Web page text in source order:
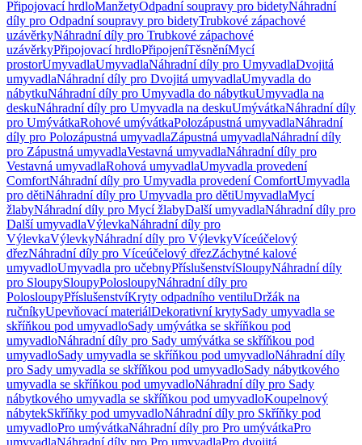
Připojovací hrdloManžetyOdpadní soupravy pro bidetyNáhradní
díly pro Odpadní soupravy pro bidetyTrubkové zápachové
uzávěrkyNáhradní díly pro Trubkové zápachové
uzávěrkyPřipojovací hrdloPřipojeníTěsněníMycí
prostorUmyvadlaUmyvadlaNáhradní díly pro UmyvadlaDvojitá
umyvadlaNáhradní díly pro Dvojitá umyvadlaUmyvadla do
nábytkuNáhradní díly pro Umyvadla do nábytkuUmyvadla na
deskuNáhradní díly pro Umyvadla na deskuUmývátkaNáhradní díly
pro UmývátkaRohové umývátkaPolozápustná umyvadlaNáhradní
díly pro Polozápustná umyvadlaZápustná umyvadlaNáhradní díly
pro Zápustná umyvadlaVestavná umyvadlaNáhradní díly pro
Vestavná umyvadlaRohová umyvadlaUmyvadla provedení
ComfortNáhradní díly pro Umyvadla provedení ComfortUmyvadla
pro dětiNáhradní díly pro Umyvadla pro dětiUmyvadlaMycí
žlabyNáhradní díly pro Mycí žlabyDalší umyvadlaNáhradní díly pro
Další umyvadlaVýlevkaNáhradní díly pro
VýlevkaVýlevkyNáhradní díly pro VýlevkyVíceúčelový
dřezNáhradní díly pro Víceúčelový dřezZáchytné kalové
umyvadloUmyvadla pro učebnyPříslušenstvíSloupyNáhradní díly
pro SloupySloupyPolosloupyNáhradní díly pro
PolosloupyPříslušenstvíKryty odpadního ventiluDržák na
ručníkyUpevňovací materiálDekorativní krytySady umyvadla se
skříňkou pod umyvadloSady umývátka se skříňkou pod
umyvadloNáhradní díly pro Sady umývátka se skříňkou pod
umyvadloSady umyvadla se skříňkou pod umyvadloNáhradní díly
pro Sady umyvadla se skříňkou pod umyvadloSady nábytkového
umyvadla se skříňkou pod umyvadloNáhradní díly pro Sady
nábytkového umyvadla se skříňkou pod umyvadloKoupelnový
nábytekSkříňky pod umyvadloNáhradní díly pro Skříňky pod
umyvadloPro umývátkaNáhradní díly pro Pro umývátkaPro
umyvadlaNáhradní díly pro Pro umyvadlaPro dvojitá